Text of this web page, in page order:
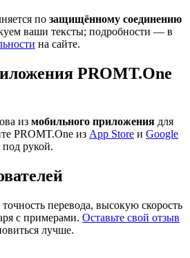
по защищённому соединению
ваши тексты; подробности — в
на сайте.
PROMT.One
из мобильного приложения для
PROMT.One из App Store и Google
рукой.
перевода, высокую скорость
с примерами. Оставьте свой отзыв
лучше.